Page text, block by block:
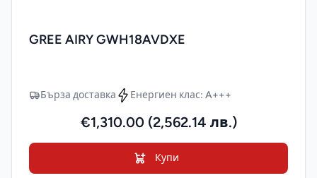
GREE AIRY GWH18AVDXE
Бърза доставка Енергиен клас: A+++
€1,310.00 (2,562.14 лв.)
Купи